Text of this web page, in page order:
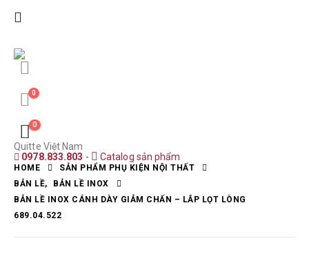
0
0
Quitte Việt Nam
0978.833.803 - Catalog sản phẩm
HOME
SẢN PHẨM PHỤ KIỆN NỘI THẤT
BẢN LỀ,
BẢN LỀ INOX
BẢN LỀ INOX CÁNH DÀY GIẢM CHẤN – LẮP LỌT LÒNG
689.04.522